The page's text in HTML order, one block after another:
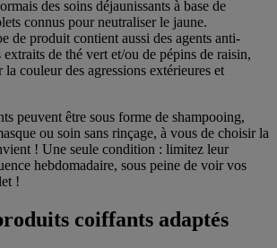
des soins déjaunissants à base de
connus pour neutraliser le jaune.
de produit contient aussi des agents anti-
de thé vert et/ou de pépins de raisin,
couleur des agressions extérieures et
peuvent être sous forme de shampooing,
ou soin sans rinçage, à vous de choisir la
! Une seule condition : limitez leur
hebdomadaire, sous peine de voir vos
!
coiffants adaptés